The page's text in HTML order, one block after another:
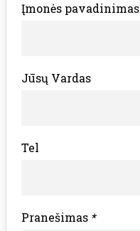
Įmonės pavadinimas
Jūsų Vardas
Tel
*
Pranešimas